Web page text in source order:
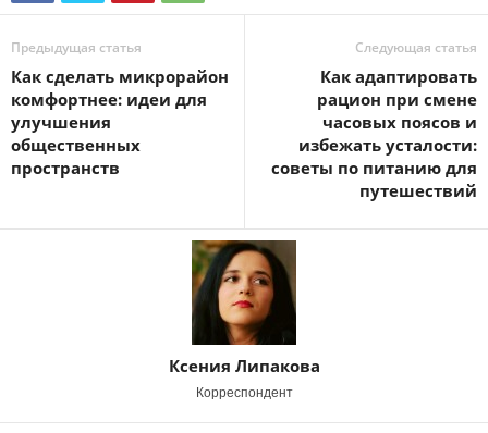
Предыдущая статья
Как сделать микрорайон
комфортнее: идеи для
улучшения
общественных
пространств
Следующая статья
Как адаптировать
рацион при смене
часовых поясов и
избежать усталости:
советы по питанию для
путешествий
Ксения Липакова
Корреспондент